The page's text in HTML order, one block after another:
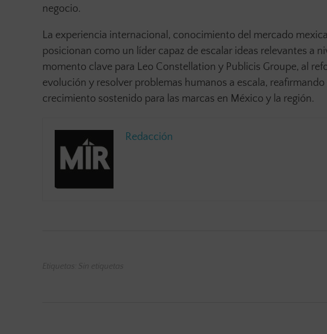
negocio.
La experiencia internacional, conocimiento del mercado
posicionan como un líder capaz de escalar ideas relevantes a
momento clave para Leo Constellation y Publicis Groupe, al
evolución y resolver problemas humanos a escala,
crecimiento sostenido para las marcas en México y la región.
Redacción
Etiquetas: Sin etiquetas